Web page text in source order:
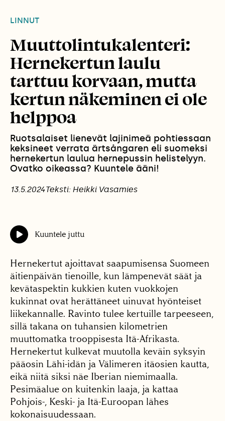
LINNUT
Muuttolintukalenteri:
Hernekertun laulu
tarttuu korvaan, mutta
kertun näkeminen ei ole
helppoa
Ruotsalaiset lienevät lajinimeä pohtiessaan
keksineet verrata ärtsångaren eli suomeksi
hernekertun laulua hernepussin helistelyyn.
Ovatko oikeassa? Kuuntele ääni!
13.5.2024Teksti: Heikki Vasamies
Kuuntele juttu
Hernekertut ajoittavat saapumisensa Suomeen
äitienpäivän tienoille, kun lämpenevät säät ja
kevätaspektin kukkien kuten vuokkojen
kukinnat ovat herättäneet uinuvat hyönteiset
liikekannalle. Ravinto tulee kertuille tarpeeseen,
sillä takana on tuhansien kilometrien
muuttomatka trooppisesta Itä-Afrikasta.
Hernekertut kulkevat muutolla keväin syksyin
pääosin Lähi-idän ja Välimeren itäosien kautta,
eikä niitä siksi näe Iberian niemimaalla.
Pesimäalue on kuitenkin laaja, ja kattaa
Pohjois-, Keski- ja Itä-Euroopan lähes
kokonaisuudessaan.